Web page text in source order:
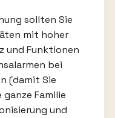
sollten Sie
mit hoher
und Funktionen
bei
(damit Sie
Familie
und